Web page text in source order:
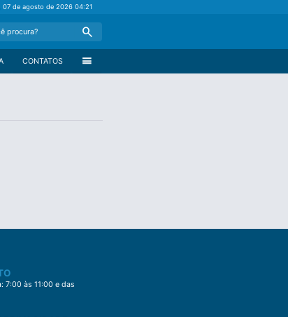
07 de agosto de 202604:21
Search
menu
CONTATOS
7:00 às 11:00 e das